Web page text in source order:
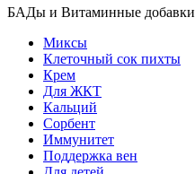
БАДы и Витаминные добавки
Миксы
Клеточный сок пихты
Крем
Для ЖКТ
Кальций
Сорбент
Иммунитет
Поддержка вен